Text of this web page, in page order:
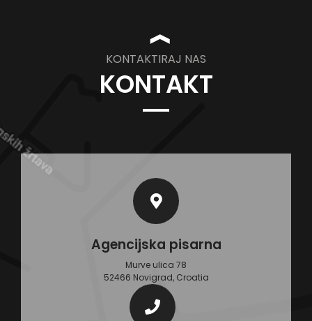
❱
KONTAKTIRAJ NAS
KONTAKT
Agencijska pisarna
Murve ulica 78
52466 Novigrad, Croatia